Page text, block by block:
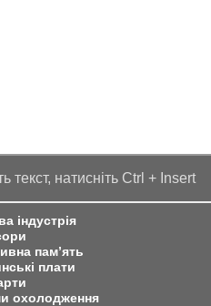
текст, натисніть Ctrl + Insert
індустрія
пам’ять
плати
охолодження